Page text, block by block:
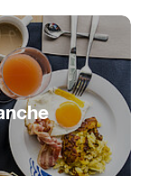
Bienne